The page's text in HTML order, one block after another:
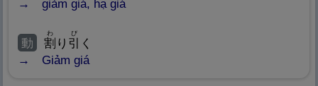
giảm giá, hạ giá
動 割
わ
り 引
び
く
Giảm giá